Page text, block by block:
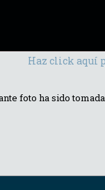
Haz click aquí
foto ha sido